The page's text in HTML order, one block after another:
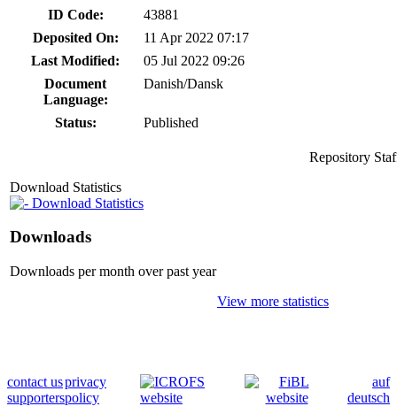
ID Code:
43881
Deposited On:
11 Apr 2022 07:17
Last Modified:
05 Jul 2022 09:26
Document
Language:
Danish/Dansk
Status: Published
Repository
Download Statistics
Download Statistics
Downloads
Downloads per month over past year
View more statistics
contact us
supporters
privacy
policy
auf
deutsch